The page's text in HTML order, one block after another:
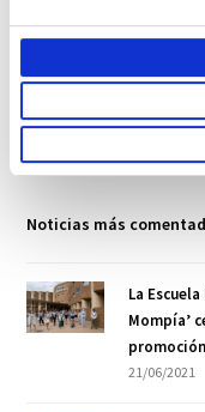
Síguenos en Redes
Noticias más
La
Mompía’
promoción
21/06/2021